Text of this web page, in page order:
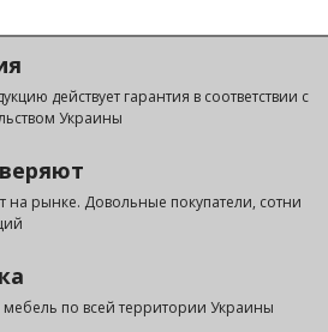
действует гарантия в соответствии с
Украины
на рынке. Довольные покупатели, сотни
мебель по всей территории Украины